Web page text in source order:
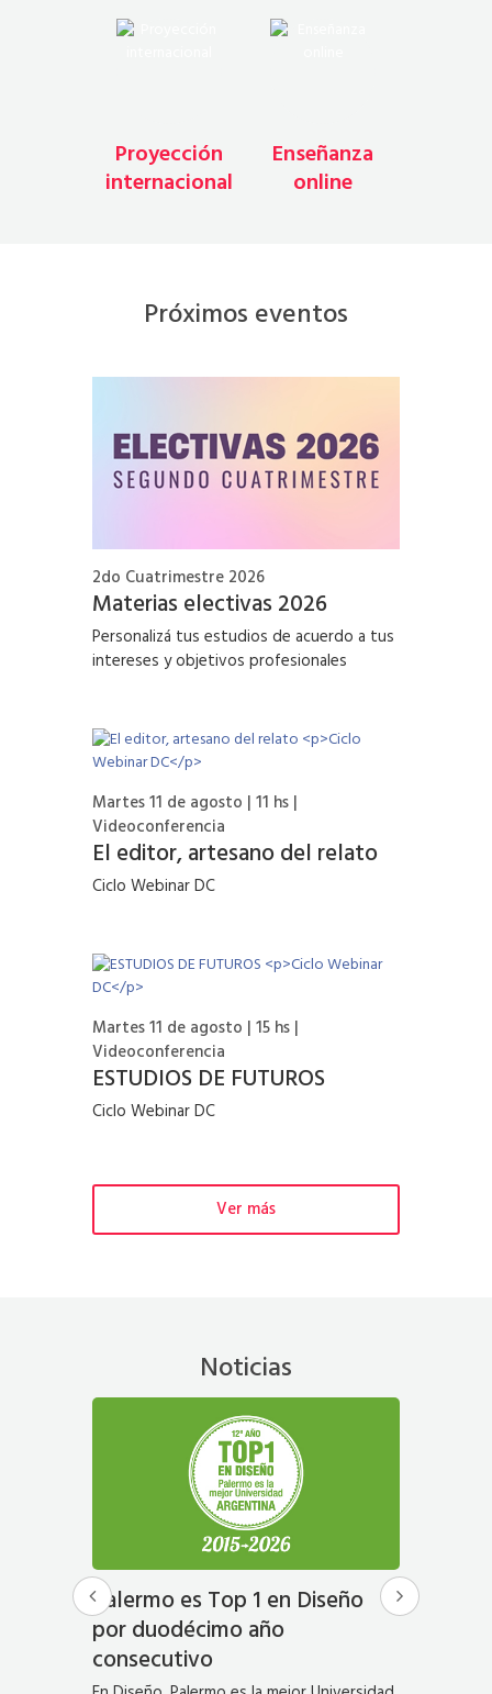
Proyección
internacional
Enseñanza
online
Próximos eventos
2do Cuatrimestre 2026
Materias electivas 2026
Personalizá tus estudios de acuerdo a tus
intereses y objetivos profesionales
Martes 11 de agosto | 11 hs |
Videoconferencia
El editor, artesano del relato
Ciclo Webinar DC
Martes 11 de agosto | 15 hs |
Videoconferencia
ESTUDIOS DE FUTUROS
Ciclo Webinar DC
Ver más
Noticias
Palermo es Top 1 en Diseño
por duodécimo año
consecutivo